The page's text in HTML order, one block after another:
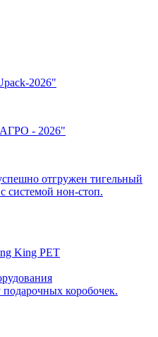
2026"
- 2026"
отгружен тигельный
системой нон-стоп.
King PET
коробочек.